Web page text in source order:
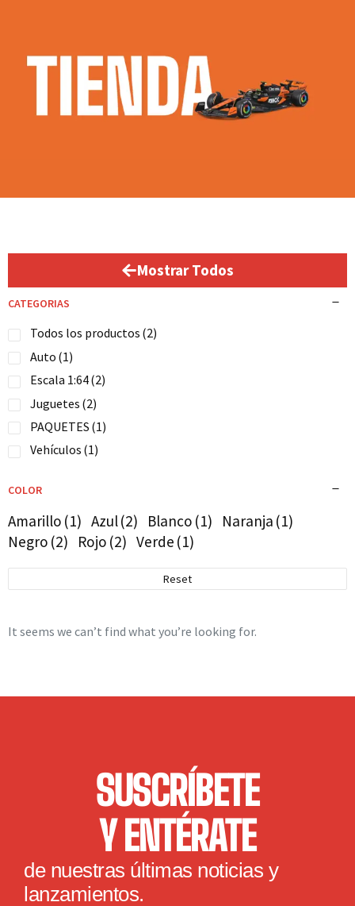
Mostrar Todos
CATEGORIAS
Todos los productos (2)
Auto (1)
Escala 1:64(2)
Juguetes (2)
PAQUETES (1)
Vehículos (1)
COLOR
Amarillo (1) Azul(2) Blanco (1) Naranja (1)
Negro (2) Rojo (2) Verde (1)
Reset
It seems we can’t find what you’re looking for.
SUSCRÍBETE
Y ENTÉRATE
de nuestras últimas noticias y
lanzamientos.